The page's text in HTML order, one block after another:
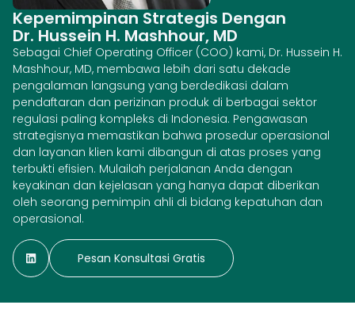
Kepemimpinan Strategis Dengan
Dr. Hussein H. Mashhour, MD
Sebagai Chief Operating Officer (COO) kami, Dr. Hussein H.
Mashhour, MD, membawa lebih dari satu dekade
pengalaman langsung yang berdedikasi dalam
pendaftaran dan perizinan produk di berbagai sektor
regulasi paling kompleks di Indonesia. Pengawasan
strategisnya memastikan bahwa prosedur operasional
dan layanan klien kami dibangun di atas proses yang
terbukti efisien. Mulailah perjalanan Anda dengan
keyakinan dan kejelasan yang hanya dapat diberikan
oleh seorang pemimpin ahli di bidang kepatuhan dan
operasional.
Pesan Konsultasi Gratis